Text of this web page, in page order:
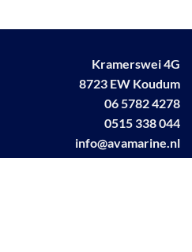
Kramerswei 4G
8723 EW Koudum
06 5782 4278
0515 338 044
info@avamarine.nl